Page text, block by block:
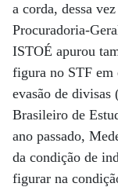
a corda, dessa
Procuradoria-
ISTOÉ apurou
figura no STF em
evasão de divisas
Brasileiro de
ano passado,
da condição de
figurar na